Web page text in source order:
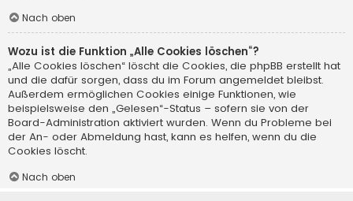
Nach oben
Wozu ist die Funktion „Alle Cookies löschen“?
„Alle Cookies löschen“ löscht die Cookies, die phpBB erstellt hat
und die dafür sorgen, dass du im Forum angemeldet bleibst.
Außerdem ermöglichen Cookies einige Funktionen, wie
beispielsweise den „Gelesen“-Status – sofern sie von der
Board-Administration aktiviert wurden. Wenn du Probleme bei
der An- oder Abmeldung hast, kann es helfen, wenn du die
Cookies löscht.
Nach oben